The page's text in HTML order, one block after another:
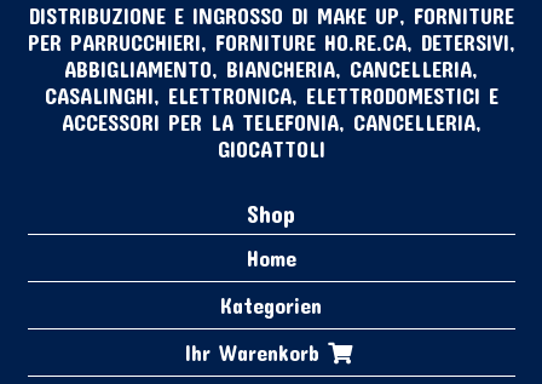
DISTRIBUZIONE E INGROSSO DI MAKE UP, FORNITURE
PER PARRUCCHIERI, FORNITURE HO.RE.CA, DETERSIVI,
ABBIGLIAMENTO, BIANCHERIA, CANCELLERIA,
CASALINGHI, ELETTRONICA, ELETTRODOMESTICI E
ACCESSORI PER LA TELEFONIA, CANCELLERIA,
GIOCATTOLI
Shop
Home
Kategorien
Ihr Warenkorb